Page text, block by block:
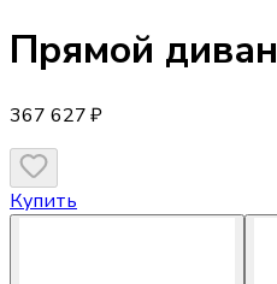
Прямой диван
367 627 ₽
Купить